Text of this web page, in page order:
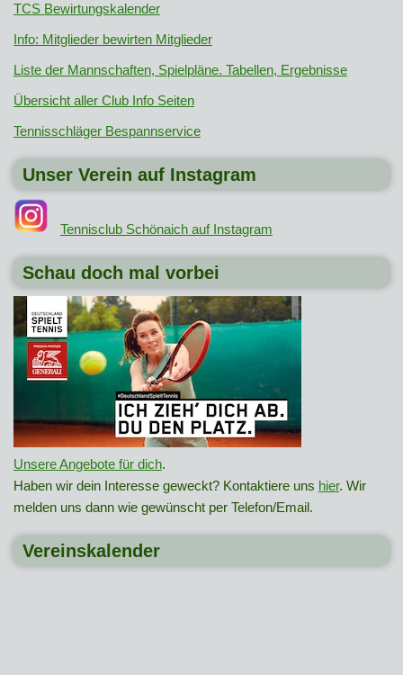
TCS Bewirtungskalender
Info: Mitglieder bewirten Mitglieder
Liste der Mannschaften, Spielpläne. Tabellen, Ergebnisse
Übersicht aller Club Info Seiten
Tennisschläger Bespannservice
Unser Verein auf Instagram
Tennisclub Schönaich auf Instagram
Schau doch mal vorbei
Unsere Angebote für dich.
Haben wir dein Interesse geweckt? Kontaktiere uns hier. Wir
melden uns dann wie gewünscht per Telefon/Email.
Vereinskalender